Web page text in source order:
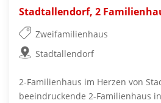
Stadtallendorf, 2
Zweifamilienhaus
Stadtallendorf
2-Familienhaus im Herzen von
beeindruckende 2-Familienhaus